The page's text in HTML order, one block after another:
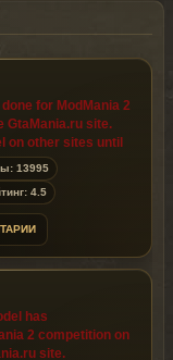
for ModMania 2
GtaMania.ru site.
on other sites until
October 2010) is
13995
4.5
has
2 competition on
site.